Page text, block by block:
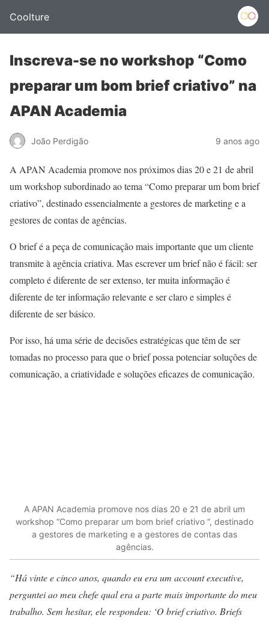
Coolture
Inscreva-se no workshop “Como
preparar um bom brief criativo” na
APAN Academia
João Perdigão 9 anos ago
A APAN Academia promove nos próximos dias 20 e 21 de abril
um workshop subordinado ao tema “Como preparar um bom brief
criativo”, destinado essencialmente a gestores de marketing e a
gestores de contas de agências.
O brief é a peça de comunicação mais importante que um cliente
transmite à agência criativa. Mas escrever um brief não é fácil: ser
completo é diferente de ser extenso, ter muita informação é
diferente de ter informação relevante e ser claro e simples é
diferente de ser básico.
Por isso, há uma série de decisões estratégicas que têm de ser
tomadas no processo para que o brief possa potenciar soluções de
comunicação, a criatividade e soluções eficazes de comunicação.
A APAN Academia promove nos dias 20 e 21 de abril um
workshop “Como preparar um bom brief criativo “, destinado
a gestores de marketing e a gestores de contas das
agências.
“Há vinte e cinco anos, quando eu era um account executive,
perguntei ao meu chefe qual era a parte mais importante do meu
trabalho. Sem hesitar, ele respondeu: ‘O brief criativo. Briefs